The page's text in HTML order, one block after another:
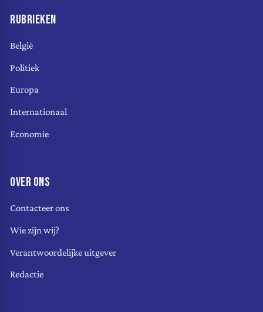
RUBRIEKEN
België
Politiek
Europa
Internationaal
Economie
OVER ONS
Contacteer ons
Wie zijn wij?
Verantwoordelijke uitgever
Redactie